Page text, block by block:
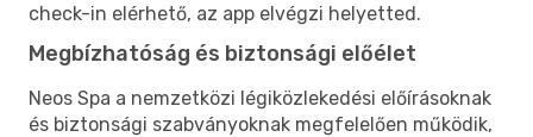
check-in elérhető, az app elvégzi helyetted.
Megbízhatóság és biztonsági előélet
Neos Spa a nemzetközi légiközlekedési előírásoknak
és biztonsági szabványoknak megfelelően működik,